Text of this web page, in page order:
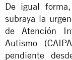
De igual
subraya la
de Atención
Autismo
pendiente